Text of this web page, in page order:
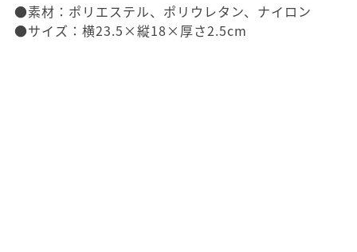
●素材：ポリエステル、ポリウレタン、ナイロン
●サイズ：横23.5×縦18×厚さ2.5cm